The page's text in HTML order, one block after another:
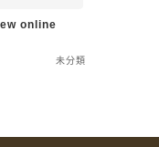
online
未分類